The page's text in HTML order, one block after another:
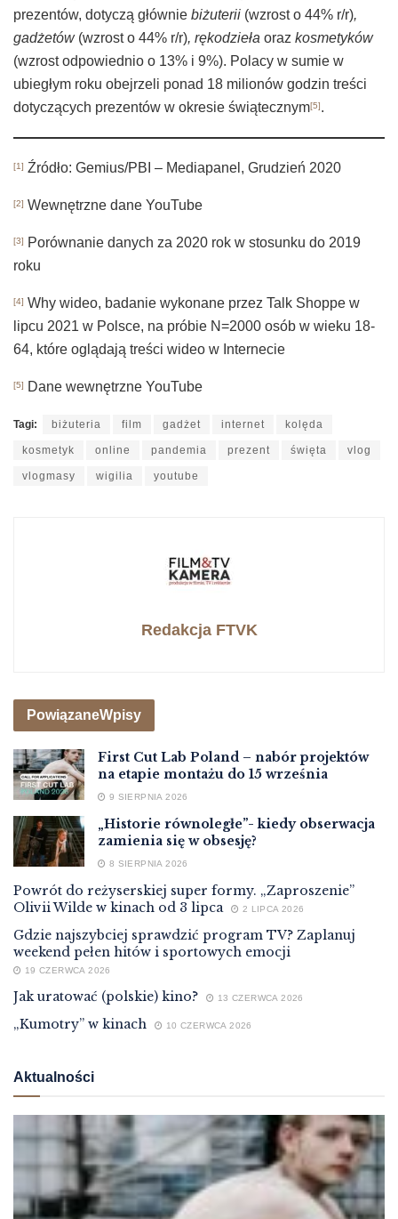
prezentów, dotyczą głównie biżuterii (wzrost o 44% r/r),
gadżetów (wzrost o 44% r/r), rękodzieła oraz kosmetyków
(wzrost odpowiednio o 13% i 9%). Polacy w sumie w
ubiegłym roku obejrzeli ponad 18 milionów godzin treści
dotyczących prezentów w okresie świątecznym[5].
[1] Źródło: Gemius/PBI – Mediapanel, Grudzień 2020
[2] Wewnętrzne dane YouTube
[3]
Porównanie danych za 2020 rok w stosunku do 2019
roku
[4] Why wideo, badanie wykonane przez Talk Shoppe w
lipcu 2021 w Polsce, na próbie N=2000 osób w wieku 18-
64, które oglądają treści wideo w Internecie
[5] Dane wewnętrzne YouTube
Tagi: biżuteria film gadżet internet kolęda
kosmetyk online pandemia prezent święta vlog
vlogmasy wigilia youtube
Redakcja FTVK
PowiązaneWpisy
First Cut Lab Poland – nabór projektów
na etapie montażu do 15 września
9 SIERPNIA 2026
„Historie równoległe”- kiedy obserwacja
zamienia się w obsesję?
8 SIERPNIA 2026
Powrót do reżyserskiej super formy. „Zaproszenie”
Olivii Wilde w kinach od 3 lipca
2 LIPCA 2026
Gdzie najszybciej sprawdzić program TV? Zaplanuj
weekend pełen hitów i sportowych emocji
19 CZERWCA 2026
Jak uratować (polskie) kino? 13 CZERWCA 2026
„Kumotry” w kinach 10 CZERWCA 2026
Aktualności